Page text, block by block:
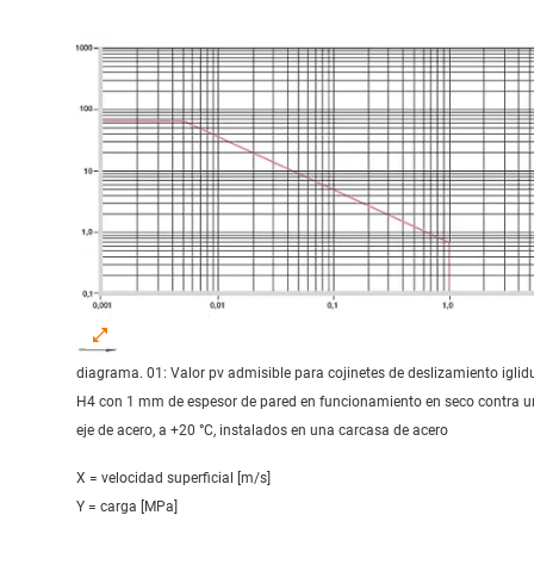
diagrama. 01: Valor pv admisible para cojinetes de deslizamiento
H4 con 1 mm de espesor de pared en funcionamiento en seco contra
eje de acero, a +20 °C, instalados en una carcasa de acero
X = velocidad superficial [m/s]
Y = carga [MPa]